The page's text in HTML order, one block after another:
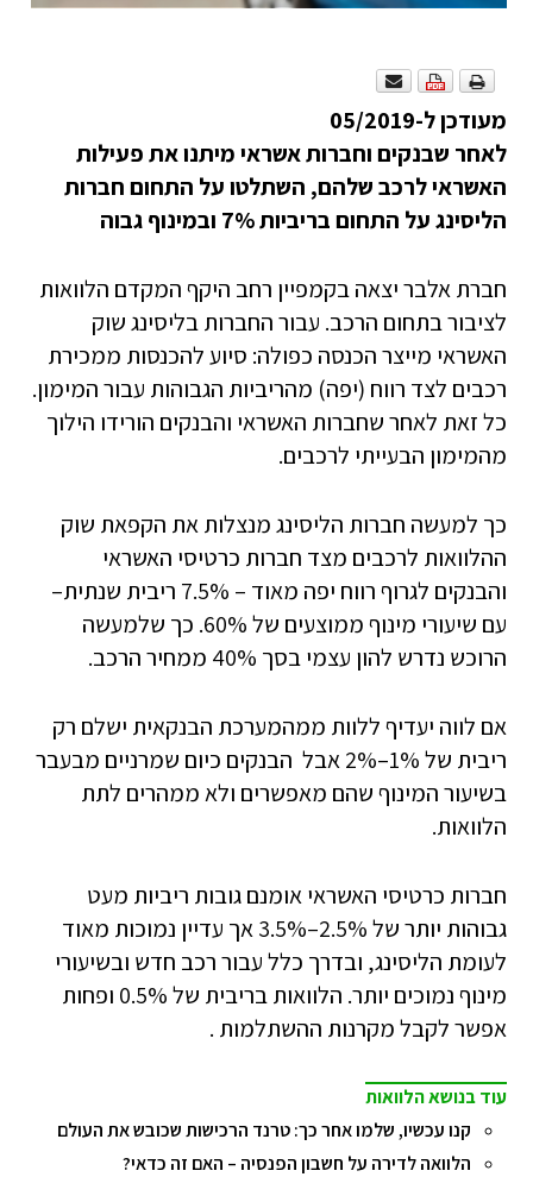
מעודכן ל-05/2019
לאחר שבנקים וחברות אשראי מיתנו את פעילות
האשראי לרכב שלהם, השתלטו על התחום חברות
הליסינג על התחום בריביות 7% ובמינוף גבוה
חברת אלבר יצאה בקמפיין רחב היקף המקדם הלוואות
לציבור בתחום הרכב. עבור החברות בליסינג שוק
האשראי מייצר הכנסה כפולה: סיוע להכנסות ממכירת
רכבים לצד רווח (יפה) מהריביות הגבוהות עבור המימון.
כל זאת לאחר שחברות האשראי והבנקים הורידו הילוך
מהמימון הבעייתי לרכבים.
כך למעשה חברות הליסינג מנצלות את הקפאת שוק
ההלוואות לרכבים מצד חברות כרטיסי האשראי
והבנקים לגרוף רווח יפה מאוד – 7.5% ריבית שנתית–
עם שיעורי מינוף ממוצעים של 60%. כך שלמעשה
הרוכש נדרש להון עצמי בסך 40% ממחיר הרכב.
אם לווה יעדיף ללוות ממהמערכת הבנקאית ישלם רק
ריבית של 1%–2% אבל הבנקים כיום שמרניים מבעבר
בשיעור המינוף שהם מאפשרים ולא ממהרים לתת
הלוואות.
חברות כרטיסי האשראי אומנם גובות ריביות מעט
גבוהות יותר של 2.5%–3.5% אך עדיין נמוכות מאוד
לעומת הליסינג, ובדרך כלל עבור רכב חדש ובשיעורי
מינוף נמוכים יותר. הלוואות בריבית של 0.5% ופחות
אפשר לקבל מקרנות ההשתלמות .
עוד בנושא הלוואות
קנו עכשיו, שלמו אחר כך: טרנד הרכישות שכובש את העולם
הלוואה לדירה על חשבון הפנסיה – האם זה כדאי?